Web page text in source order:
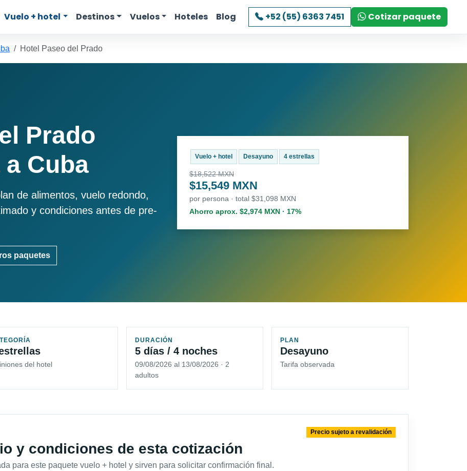
Vuelo + hotel Destinos Vuelos Hoteles Blog +52 (55) 6363 7451 Cotizar paquete
Hotel Paseo del Prado
Prado
Cuba
de alimentos, vuelo redondo,
y condiciones antes de pre-
paquetes
Vuelo + hotel Desayuno 4 estrellas
$18,522 MXN
$15,549 MXN
por persona · total $31,098 MXN
Ahorro aprox. $2,974 MXN · 17%
del hotel
DURACIÓN
5 días / 4 noches
09/08/2026 al 13/08/2026 · 2
adultos
PLAN
Desayuno
Tarifa observada
y condiciones de esta cotización
para este paquete vuelo + hotel y sirven para solicitar confirmación final.
Precio sujeto a revalidación